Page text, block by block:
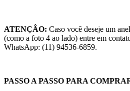
ATENÇÂO: Caso você deseje um
(como a foto 4 ao lado) entre em
WhatsApp: (11) 94536-6859.
PASSO A PASSO PARA